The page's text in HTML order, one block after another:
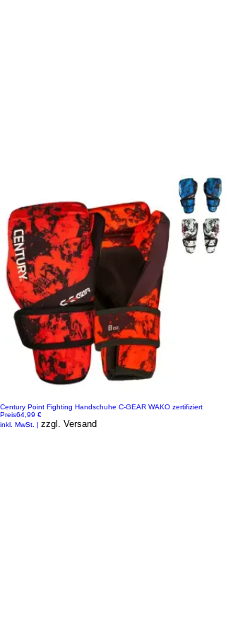
Century Point Fighting Handschuhe C-GEAR WAKO zertifiziert
Preis64,99 €
inkl. MwSt. | zzgl. Versand